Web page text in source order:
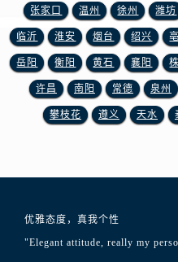
张家口 温州 徐州 潍坊
临沂 淮安 烟台 绍兴
岳阳 衡阳 黄石 襄阳
许昌 南阳 常德 泉州
攀枝花 遵义 天水
优雅态度，真我个性
"Elegant attitude, really my